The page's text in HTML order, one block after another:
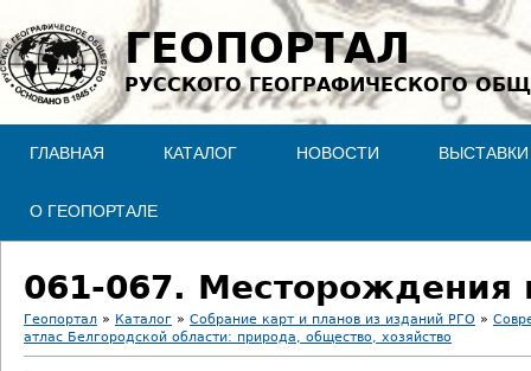
Jump to navigation
ГЕОПОРТАЛ
РУССКОГО ГЕОГРАФИЧЕСКОГО
ГЛАВНАЯ КАТАЛОГ НОВОСТИ ВЫСТАВКИ
О ГЕОПОРТАЛЕ
В
Геопортал » Каталог » Собрание карт и планов из изданий РГО »
атлас Белгородской области: природа, общество, хозяйство